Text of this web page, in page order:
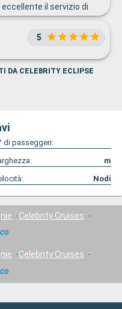
il servizio di
per l'accesso
5
DA CELEBRITY ECLIPSE
di passeggeri:
m
Nodi
Celebrity Cruises
Celebrity Cruises